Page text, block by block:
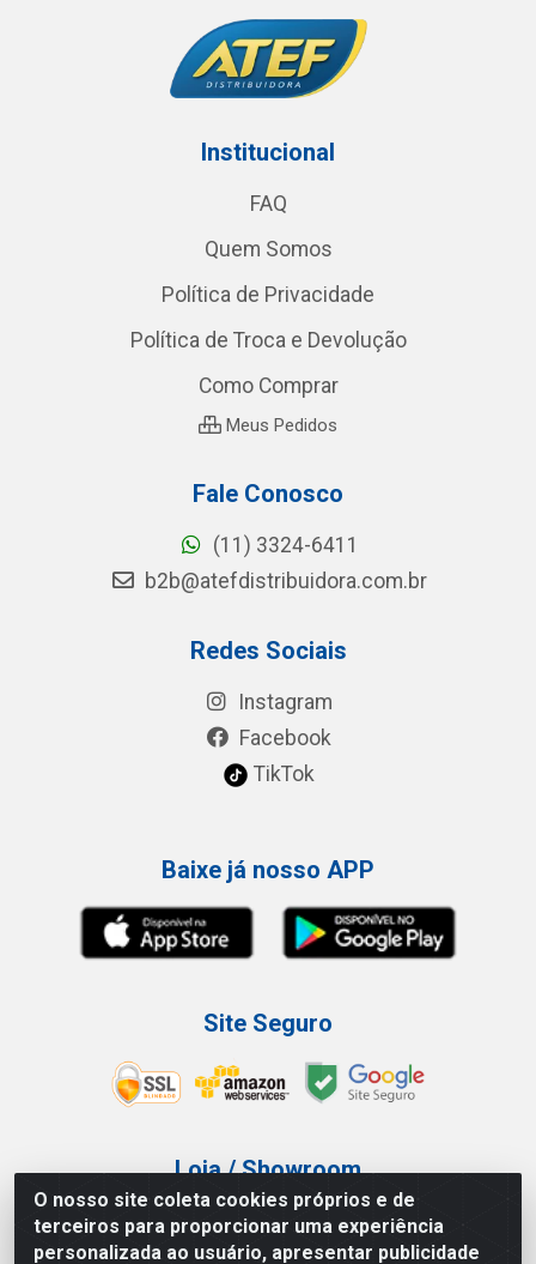
O nosso site coleta cookies próprios e de
terceiros para proporcionar uma experiência
personalizada ao usuário, apresentar publicidade
Institucional
FAQ
Quem Somos
Política de Privacidade
Política de Troca e Devolução
Como Comprar
Meus Pedidos
Fale Conosco
(11) 3324-6411
b2b@atefdistribuidora.com.br
Redes Sociais
Instagram
Facebook
TikTok
Baixe já nosso APP
Site Seguro
Loja / Showroom
Tel.: (11) 3227-0546
Av Vautier, 587/597 - Pari - São Paulo/SP